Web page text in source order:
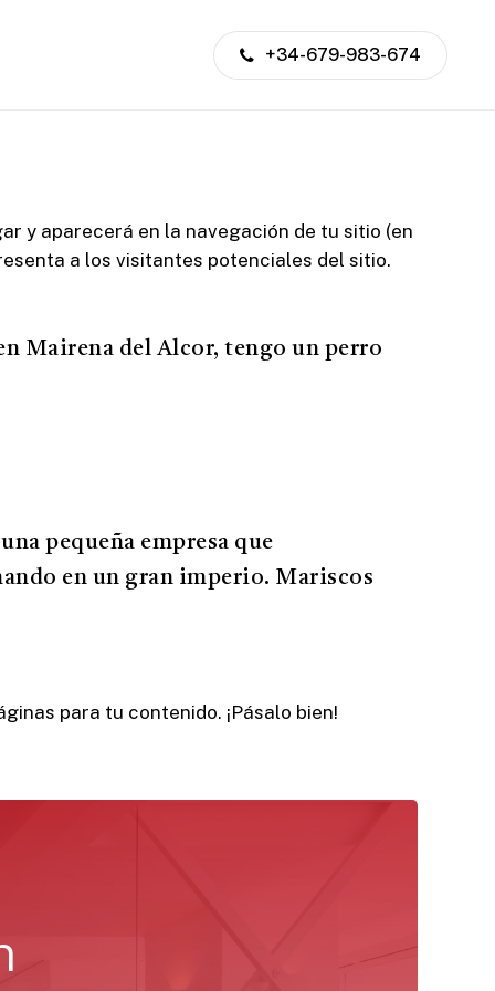
+34-679-983-674
y aparecerá en la navegación de tu sitio (en
a los visitantes potenciales del sitio.
Mairena del Alcor, tengo un perro
pequeña empresa que
en un gran imperio. Mariscos
para tu contenido. ¡Pásalo bien!